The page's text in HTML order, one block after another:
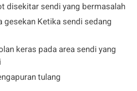
disekitar sendi yang bermasalah
gesekan Ketika sendi sedang
keras pada area sendi yang
tulang